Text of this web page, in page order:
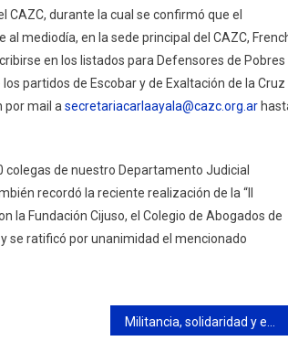
CAZC, durante la cual se confirmó que el
mediodía, en la sede principal del CAZC,
en los listados para Defensores de Pobres
partidos de Escobar y de Exaltación de la Cruz
por mail a secretariacarlaayala@cazc.org. ar
colegas de nuestro Departamento Judicial
recordó la reciente realización de la “II
la Fundación Cijuso, el Colegio de Abogados de
se ratificó por unanimidad el mencionado